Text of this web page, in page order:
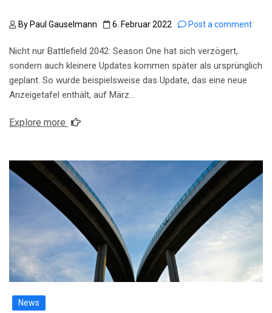
By Paul Gauselmann 6. Februar 2022 Post a comment
Nicht nur Battlefield 2042: Season One hat sich verzögert,
sondern auch kleinere Updates kommen später als ursprünglich
geplant. So wurde beispielsweise das Update, das eine neue
Anzeigetafel enthält, auf März…
Explore more
News